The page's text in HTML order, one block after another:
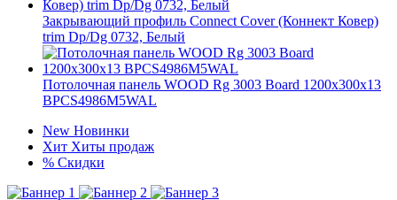
Закрывающий профиль Connect Cover (Коннект Ковер)
trim Dp/Dg 0732, Белый
Потолочная панель WOOD Rg 3003 Board 1200x300x13
BPCS4986M5WAL
New Новинки
Хит Хиты продаж
% Скидки